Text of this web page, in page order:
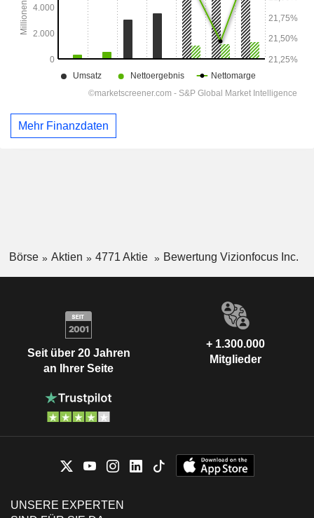
Mehr Finanzdaten
Börse Aktien 4771 Aktie Bewertung Vizionfocus Inc.
Seit über 20 Jahren
an Ihrer Seite
+ 1.300.000
Mitglieder
UNSERE EXPERTEN